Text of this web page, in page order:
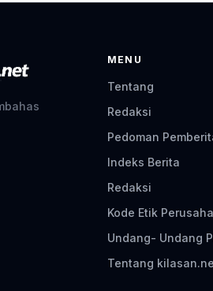
MENU
Tentang
Redaksi
Pedoman
Indeks Berita
Redaksi
Kode Etik
Undang- Undang
Tentang